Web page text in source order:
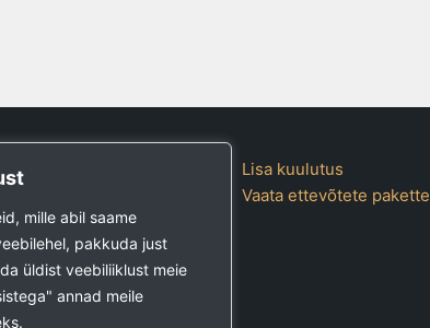
mille abil saame
pakkuda just
üldist veebiliiklust meie
annad meile
Lisa kuulutus
Vaata ettevõtete pakette